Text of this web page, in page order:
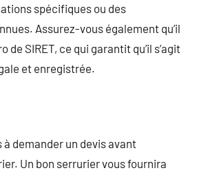
spécifiques ou des
Assurez-vous également qu’il
de SIRET, ce qui garantit qu’il s’agit
et enregistrée.
à demander un devis avant
Un bon serrurier vous fournira